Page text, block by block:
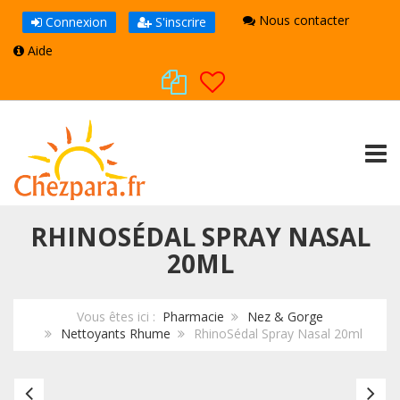
Connexion S'inscrire
Nous contacter
Aide
RHINOSÉDAL SPRAY NASAL
20ML
Vous êtes ici : Pharmacie
Nez & Gorge
Nettoyants Rhume
RhinoSédal Spray Nasal 20ml
Puressentiel